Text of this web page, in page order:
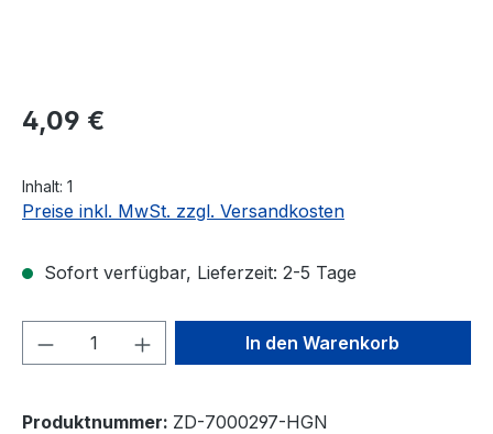
Regulärer Preis:
4,09 €
Inhalt: 1
Preise inkl. MwSt. zzgl. Versandkosten
Sofort verfügbar, Lieferzeit: 2-5 Tage
Produkt Anzahl: Gib denIn den Warenkorb
Produktnummer: ZD-7000297-HGN